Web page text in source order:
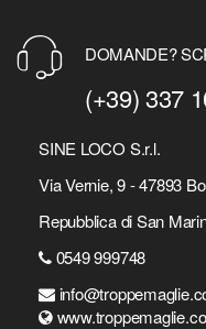
DOMANDE?
(+39) 337
SINE LOCO S.r.l.
Via Vernie, 9 - 47893
Repubblica di San
0549 999748